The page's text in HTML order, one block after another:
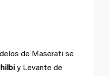
de Maserati se
y Levante de